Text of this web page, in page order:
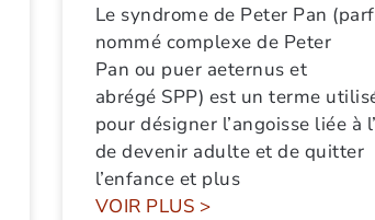
Le syndrome de Peter Pan
nommé complexe de Peter
Pan ou puer aeternus et
abrégé SPP) est un terme
pour désigner l’angoisse liée à
de devenir adulte et de quitter
l’enfance et plus
VOIR PLUS >